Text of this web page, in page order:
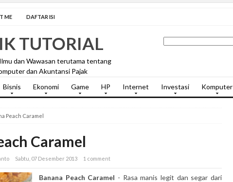
ME DAFTAR ISI
TUTORIAL
dan Wawasan terutama tentang
dan Akuntansi Pajak
Bisnis Ekonomi Game HP Internet Investasi Komputer
Peach Caramel
Caramel
Sabtu, 07 Desember 2013 1 comment
Banana Peach Caramel - Rasa manis legit dan segar dari